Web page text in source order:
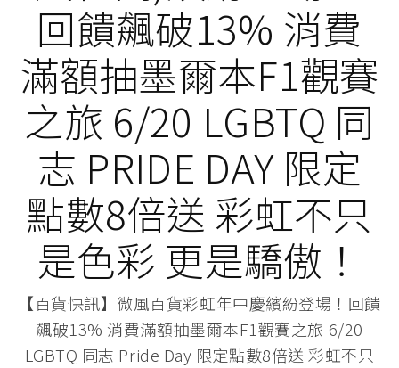
回饋飆破13% 消費
滿額抽墨爾本F1觀賽
之旅 6/20 LGBTQ 同
志 PRIDE DAY 限定
點數8倍送 彩虹不只
是色彩 更是驕傲！
【百貨快訊】微風百貨彩虹年中慶繽紛登場！回饋
飆破13% 消費滿額抽墨爾本F1觀賽之旅 6/20
LGBTQ 同志 Pride Day 限定點數8倍送 彩虹不只